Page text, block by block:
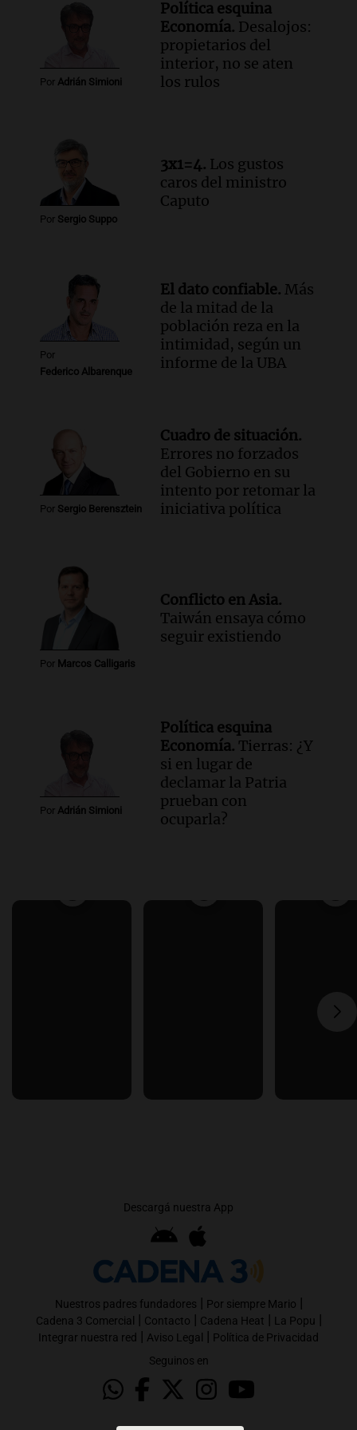
conviene priorizar
Una mañana para todos
Audio. Murió Jorge Messi
Audio.
Mateo, a los 25 años, lucha
contra el tiempo: necesita un trasplante
para poder seguir viviend
Una mañana para todos
de julio será menor al 2,9% registrado
en CABA
Una mañana para todos
Episodios
Audio.
Altas Cumbres: rescataron a una
cabra que llevaba ocho días atrapada en
Audio.
Chile planteó mejorar la
conectividad fronteriza, aérea y digital
con Jujuy
Por Adrián Simioni
Política esquina
Economía. Desalojos:
propietarios del
interior, no se aten
los rulos
Por Sergio Suppo
3x1=4. Los gustos
caros del ministro
Caputo
Por
Federico Albarenque
El dato confiable. Más
de la mitad de la
población reza en la
intimidad, según un
informe de la UBA
Por Sergio Berensztein
Cuadro de situación.
Errores no forzados
del Gobierno en su
intento por retomar la
iniciativa política
Por Marcos Calligaris
Conflicto en Asia.
Taiwán ensaya cómo
seguir existiendo
Por Adrián Simioni
Política esquina
Economía. Tierras: ¿Y
si en lugar de
declamar la Patria
prueban con
ocuparla?
Descargá nuestra App
Nuestros padres fundadores | Por siempre Mario |
Cadena 3 Comercial | Contacto | Cadena Heat | La Popu |
Integrar nuestra red | Aviso Legal | Política de Privacidad
Seguinos en